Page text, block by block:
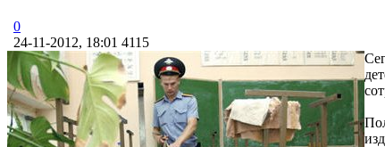
0
24-11-2012, 18:01 4115